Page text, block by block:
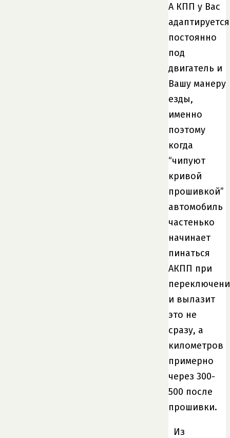
А КПП у Вас
адаптируется
постоянно
под
двигатель и
Вашу манеру
езды,
именно
поэтому
когда
“чипуют
кривой
прошивкой”
автомобиль
частенько
начинает
пинаться
АКПП при
и вылазит
это не
сразу, а
километров
примерно
через 300-
500 после
прошивки.
Из